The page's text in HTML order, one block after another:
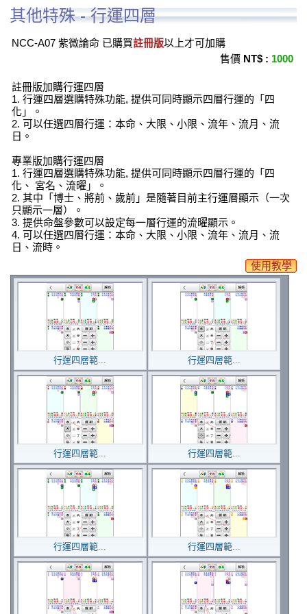
其他特殊 - 行運四層
NCC-A07 紫微論命 已購買註冊版以上才可加購
售價 NT$ : 1000
註冊版加購行運四層
1. 行運四層選購特殊功能, 提供可同時顯示四層行運的「四
化」。
2. 可以任選四層行運：本命、大限、小限、流年、流月、流
日。
專業版加購行運四層
1. 行運四層選購特殊功能, 提供可同時顯示四層行運的「四
化、 宮名、流曜」。
2. 其中「博士、將前、歲前」是隨著目前主行運層顯示（一次
只顯示一層）。
3. 提供命盤參數可以設定每一層行運的流曜顯示。
4. 可以任選四層行運：本命、大限、小限、流年、流月、流
日、流時。
使用教學
行運四層範... 行運四層範...
行運四層範... 行運四層範...
行運四層範... 行運四層範...